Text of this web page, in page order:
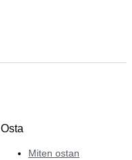
Osta
Miten ostan